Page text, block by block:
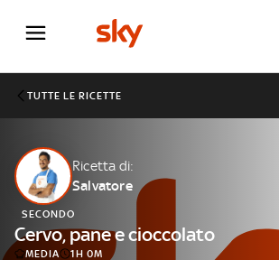
Cos’altro vedere:
PROGRAMMI SKY
Un mondo di offerte:
SKY.IT
NOW
TUTTE LE RICETTE
Ricetta di:
Salvatore
SECONDO
Cervo, pane e cioccolato
MEDIA 1H 0M